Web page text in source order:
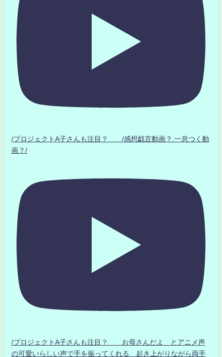
/プロジェクトA子さんも注目？ /感想戯言動画？.一息つく動
画？/
/プロジェクトA子さんも注目？ お母さんだよ とアニメ声
の可愛いらしい声で手を振ってくれる 起き上がりながら両手